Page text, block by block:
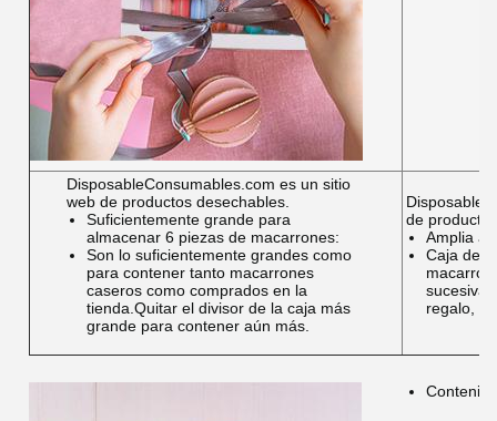
DisposableConsumables.com es un sitio
web de productos desechables.
Suficientemente grande para
almacenar 6 piezas de macarrones:
Son lo suficientemente grandes como
para contener tanto macarrones
caseros como comprados en la
tienda.Quitar el divisor de la caja más
grande para contener aún más.
de
Amplia
Caja de
regalo,